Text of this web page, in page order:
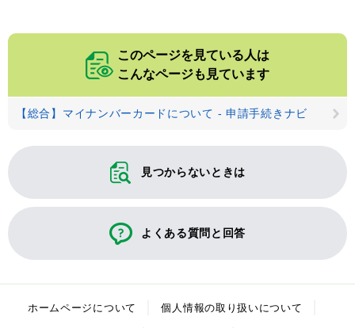
このページを見ている人は
こんなページも見ています
【総合】マイナンバーカードについて - 申請手続きナビ
見つからないときは
よくある質問と回答
ホームページについて 個人情報の取り扱いについて